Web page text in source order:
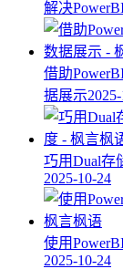
解决
借助
据展示
巧用Dual存
2025-10-24
使用
2025-10-24